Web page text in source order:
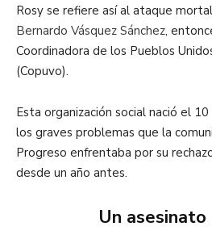
Rosy se refiere así al ataque
Bernardo Vásquez Sánchez,
Coordinadora de los Pueblos
(Copuvo).
Esta organización social nació el
los graves problemas que la
Progreso enfrentaba por su
desde un año antes.
Un